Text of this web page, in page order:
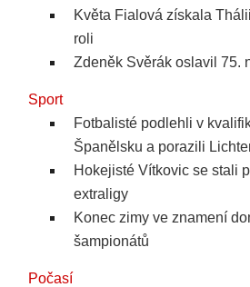
Květa Fialová získala
roli
Zdeněk Svěrák oslavil 75.
Sport
Fotbalisté podlehli v
Španělsku a porazili
Hokejisté Vítkovic se stali
extraligy
Konec zimy ve znamení
šampionátů
Počasí